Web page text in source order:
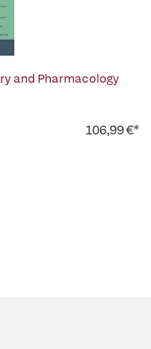
and Pharmacology
106,99 €*